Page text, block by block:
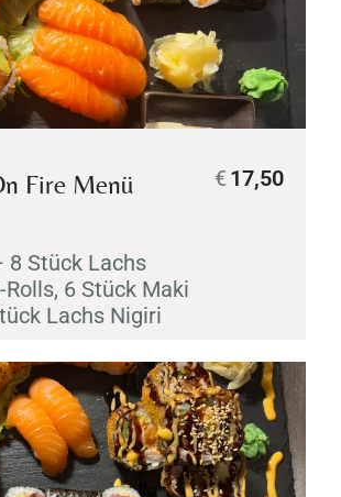
Fire Menü
8 Stück Lachs
6 Stück Maki
Lachs Nigiri
17,50
€